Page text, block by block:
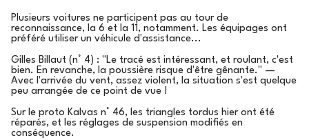
Plusieurs voitures ne participent pas au tour de
reconnaissance, la 6 et la 11, notamment. Les équipages ont
préféré utiliser un véhicule d'assistance...
Gilles Billaut (n° 4) : "Le tracé est intéressant, et roulant, c'est
bien. En revanche, la poussière risque d'être gênante." —
Avec l'arrivée du vent, assez violent, la situation s'est quelque
peu arrangée de ce point de vue !
Sur le proto Kalvas n° 46, les triangles tordus hier ont été
réparés, et les réglages de suspension modifiés en
conséquence.